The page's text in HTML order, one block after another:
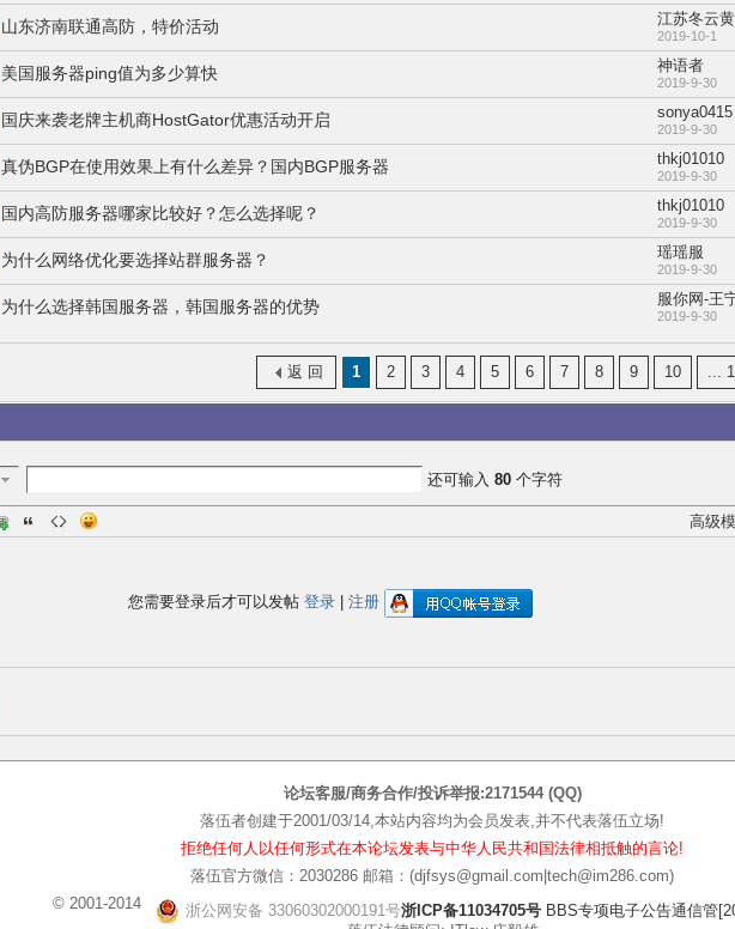
山东济南联通高防，特价活动 江苏冬云
2019-10-1
美国服务器ping值为多少算快 神语者
2019-9-30
国庆来袭老牌主机商HostGator优惠活动开启 sonya0415
2019-9-30
真伪BGP在使用效果上有什么差异？国内BGP服务器 thkj01010
2019-9-30
国内高防服务器哪家比较好？怎么选择呢？ thkj01010
2019-9-30
为什么网络优化要选择站群服务器？ 瑶瑶服
2019-9-30
为什么选择韩国服务器，韩国服务器的优势 服你网-王
2019-9-30
1 2 3 4 5 6 7 8 9 10 ...
返 回
还可输入 80 个字符
高级
您需要登录后才可以发帖 登录 注册
论坛客服/商务合作/投诉举报:2171544 (QQ)
落伍者创建于2001/03/14,本站内容均为会员发表,并不代表落伍立场!
拒绝任何人以任何形式在本论坛发表与中华人民共和国法律相抵触的言论!
落伍官方微信：2030286 邮箱：(djfsys@gmail.com|tech@im286.com)
© 2001-2014
浙公网安备 33060302000191号浙ICP备11034705号 BBS专项电子公告通信管